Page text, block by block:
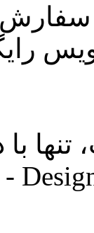
کالا:
با